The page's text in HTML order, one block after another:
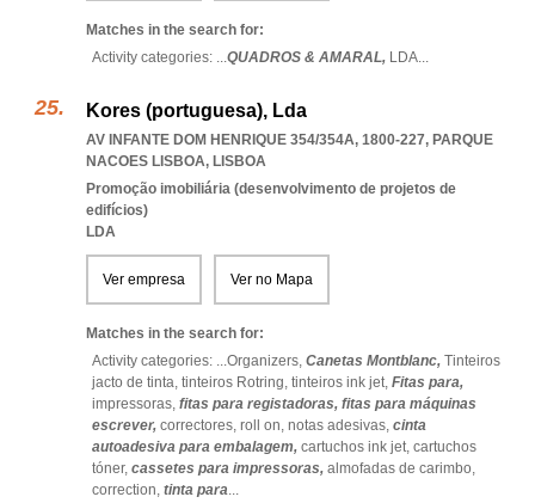
Matches in the search for:
Activity categories: ...QUADROS & AMARAL, LDA...
Kores (portuguesa), Lda
AV INFANTE DOM HENRIQUE 354/354A, 1800-227, PARQUE
NACOES LISBOA, LISBOA
Promoção imobiliária (desenvolvimento de projetos de
edifícios)
LDA
Ver empresa Ver no Mapa
Matches in the search for:
Activity categories: ...Organizers, Canetas Montblanc, Tinteiros
jacto de tinta, tinteiros Rotring, tinteiros ink jet, Fitas para,
impressoras, fitas para registadoras, fitas para máquinas
escrever, correctores, roll on, notas adesivas, cinta
autoadesiva para embalagem, cartuchos ink jet, cartuchos
tóner, cassetes para impressoras, almofadas de carimbo,
correction, tinta para...